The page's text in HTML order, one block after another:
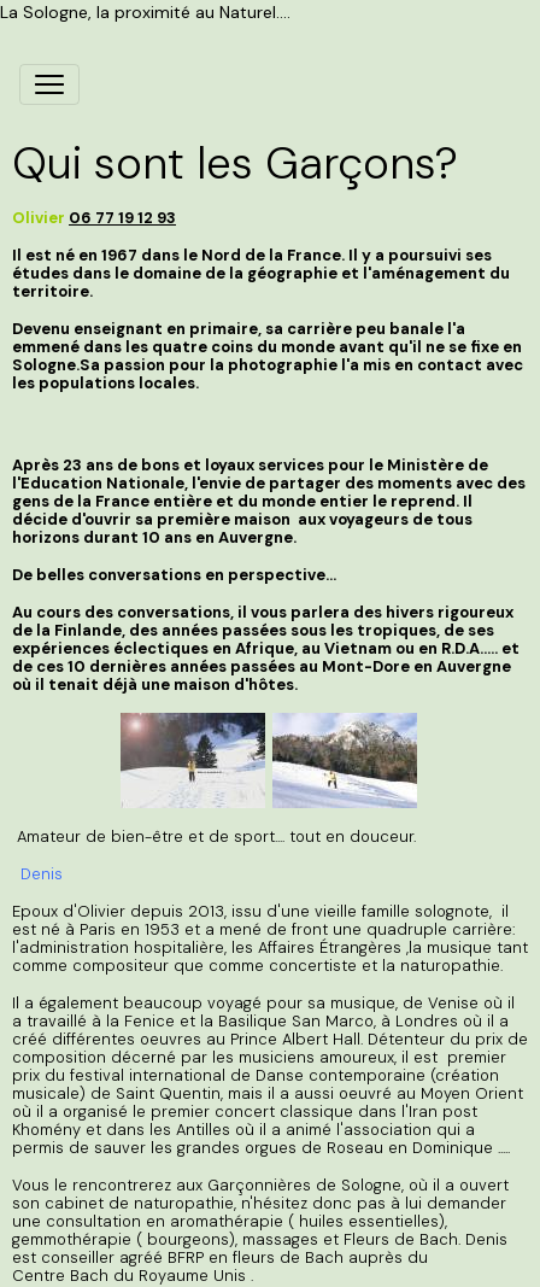
La Sologne, la proximité au Naturel....
Qui sont les Garçons?
Olivier 06 77 19 12 93
Il est né en 1967 dans le Nord de la France. Il y a poursuivi ses
études dans le domaine de la géographie et l'aménagement du
territoire.
Devenu enseignant en primaire, sa carrière peu banale l'a
emmené dans les quatre coins du monde avant qu'il ne se fixe en
Sologne.Sa passion pour la photographie l'a mis en contact avec
les populations locales.
Après 23 ans de bons et loyaux services pour le Ministère de
l'Education Nationale, l'envie de partager des moments avec des
gens de la France entière et du monde entier le reprend. Il
décide d'ouvrir sa première maison aux voyageurs de tous
horizons durant 10 ans en Auvergne.
De belles conversations en perspective...
Au cours des conversations, il vous parlera des hivers rigoureux
de la Finlande, des années passées sous les tropiques, de ses
expériences éclectiques en Afrique, au Vietnam ou en R.D.A..... et
de ces 10 dernières années passées au Mont-Dore en Auvergne
où il tenait déjà une maison d'hôtes.
Amateur de bien-être et de sport.... tout en douceur.
Denis
Epoux d'Olivier depuis 2013, issu d'une vieille famille solognote, il
est né à Paris en 1953 et a mené de front une quadruple carrière:
l'administration hospitalière, les Affaires Étrangères ,la musique tant
comme compositeur que comme concertiste et la naturopathie.
Il a également beaucoup voyagé pour sa musique, de Venise où il
a travaillé à la Fenice et la Basilique San Marco, à Londres où il a
créé différentes oeuvres au Prince Albert Hall. Détenteur du prix de
composition décerné par les musiciens amoureux, il est premier
prix du festival international de Danse contemporaine (création
musicale) de Saint Quentin, mais il a aussi oeuvré au Moyen Orient
où il a organisé le premier concert classique dans l'Iran post
Khomény et dans les Antilles où il a animé l'association qui a
permis de sauver les grandes orgues de Roseau en Dominique .....
Vous le rencontrerez aux Garçonnières de Sologne, où il a ouvert
son cabinet de naturopathie, n'hésitez donc pas à lui demander
une consultation en aromathérapie ( huiles essentielles),
gemmothérapie ( bourgeons), massages et Fleurs de Bach. Denis
est conseiller agréé BFRP en fleurs de Bach auprès du
Centre Bach du Royaume Unis .